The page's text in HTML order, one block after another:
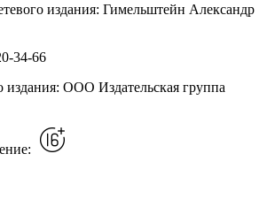
издания: Гимельштейн Александр
34-66
издания: ООО Издательская группа